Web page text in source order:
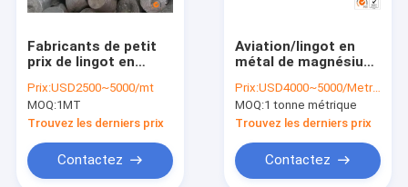
Fabricants de petit
prix de lingot en
magnésium/billette
Az91d, alliage de
magnésium
Prix:USD2500~5000/mt
MOQ:1MT
Trouvez les derniers prix
Contactez
Aviation/lingot en
métal de magnésium
d'alliage de
magnésium
application
d'automobile
Prix:USD4000~5000/Metric Ton
MOQ:1 tonne métrique
Trouvez les derniers prix
Contactez